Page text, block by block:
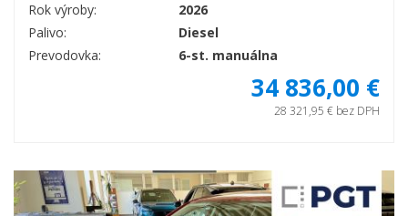
Rok výroby:
2026
Palivo:
Diesel
Prevodovka:
6-st. manuálna
34 836,00 €
28 321,95 € bez DPH